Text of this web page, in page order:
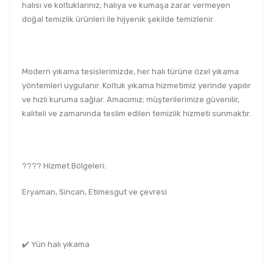
halısı ve koltuklarınız; halıya ve kumaşa zarar vermeyen
doğal temizlik ürünleri ile hijyenik şekilde temizlenir.
Modern yıkama tesislerimizde, her halı türüne özel yıkama
yöntemleri uygulanır. Koltuk yıkama hizmetimiz yerinde yapılır
ve hızlı kuruma sağlar. Amacımız; müşterilerimize güvenilir,
kaliteli ve zamanında teslim edilen temizlik hizmeti sunmaktır.
???? Hizmet Bölgeleri:
Eryaman, Sincan, Etimesgut ve çevresi
✔️ Yün halı yıkama